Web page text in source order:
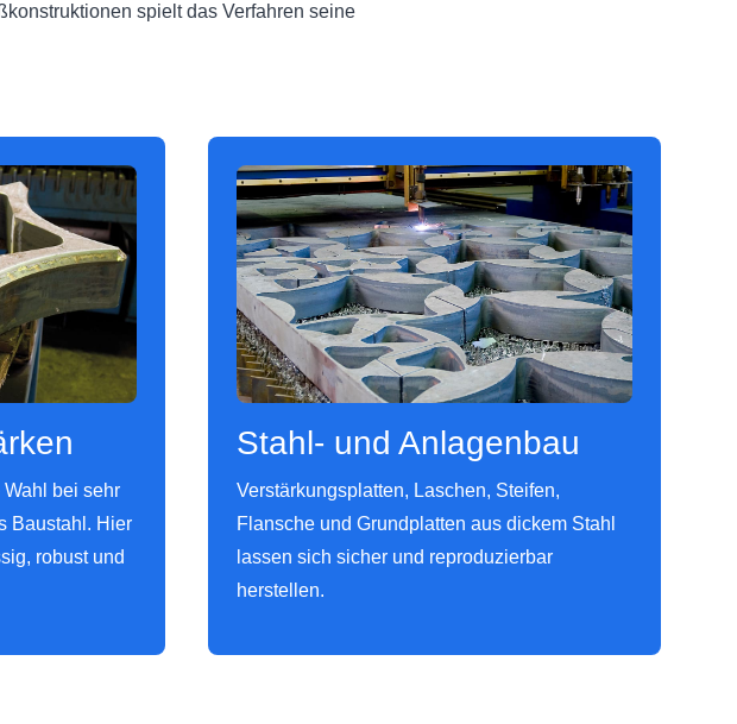
spielt das Verfahren seine
bei sehr
Baustahl. Hier
robust und
Stahl- und Anlagenbau
Verstärkungsplatten, Laschen, Steifen,
Flansche und Grundplatten aus dickem Stahl
lassen sich sicher und reproduzierbar
herstellen.